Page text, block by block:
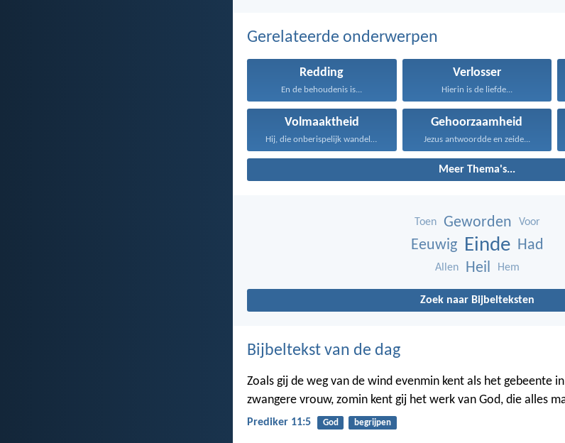
Gerelateerde onderwerpen
Redding
En de behoudenis is...
Verlosser
Hierin is de liefde...
Volmaaktheid
Hij, die onberispelijk wandelt...
Gehoorzaamheid
Jezus antwoordde en zeide...
Meer Thema's...
Toen Geworden Voor
Eeuwig Einde Had
Allen Heil Hem
Zoek naar Bijbelteksten
Bijbeltekst van de dag
Zoals gij de weg van de wind evenmin kent als het gebeente
zwangere vrouw, zomin kent gij het werk van God, die alles
Prediker 11:5 God begrijpen